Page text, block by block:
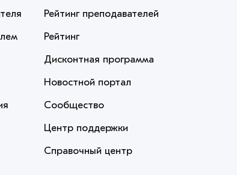
Рейтинг преподавателей
Рейтинг
Дисконтная программа
Новостной портал
Сообщество
Центр поддержки
Справочный центр